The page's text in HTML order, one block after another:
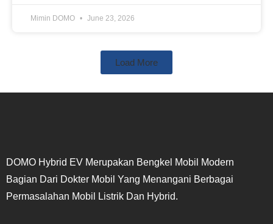
Mimin DOMO June 23, 2026
Load More
DOMO Hybrid EV Merupakan Bengkel Mobil Modern
Bagian Dari Dokter Mobil Yang Menangani Berbagai
Permasalahan Mobil Listrik Dan Hybrid.